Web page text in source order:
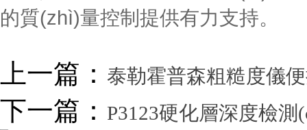
的質(zhì)量控制提供有力支持。
上一篇： 泰勒霍普森粗糙度儀
下一篇： P3123硬化層深度檢測